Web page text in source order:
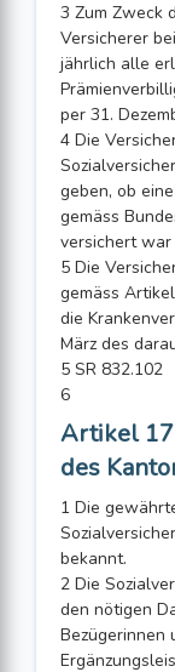
3 Zum Zweck
Versicherer
jährlich alle
per 31.
4 Die
geben, ob
gemäss
versichert war
5 Die
gemäss
die
März des
5 SR 832.102
6
Artikel 17
des
1 Die
bekannt.
2 Die
den nötigen
Bezügerinnen